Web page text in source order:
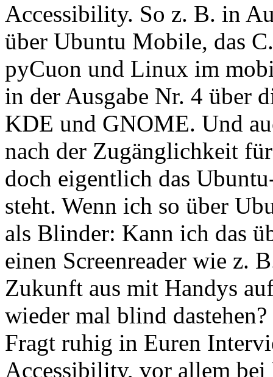
Accessibility. So z. B. in
über Ubuntu Mobile, das
pyCuon und Linux im
in der Ausgabe Nr. 4 über
KDE und GNOME. Und
nach der Zugänglichkeit
doch eigentlich das
steht. Wenn ich so über
als Blinder: Kann ich das
einen Screenreader wie z.
Zukunft aus mit Handys
wieder mal blind
Fragt ruhig in Euren
Accessibility, vor allem